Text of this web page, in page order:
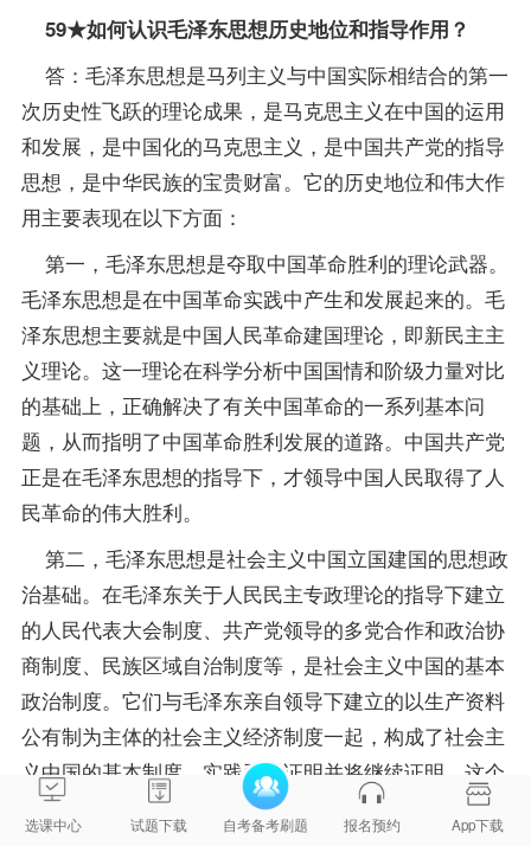
59★如何认识毛泽东思想历史地位和指导作用？
答：毛泽东思想是马列主义与中国实际相结合的第一
次历史性飞跃的理论成果，是马克思主义在中国的运用
和发展，是中国化的马克思主义，是中国共产党的指导
思想，是中华民族的宝贵财富。它的历史地位和伟大作
用主要表现在以下方面：
第一，毛泽东思想是夺取中国革命胜利的理论武器。
毛泽东思想是在中国革命实践中产生和发展起来的。毛
泽东思想主要就是中国人民革命建国理论，即新民主主
义理论。这一理论在科学分析中国国情和阶级力量对比
的基础上，正确解决了有关中国革命的一系列基本问
题，从而指明了中国革命胜利发展的道路。中国共产党
正是在毛泽东思想的指导下，才领导中国人民取得了人
民革命的伟大胜利。
第二，毛泽东思想是社会主义中国立国建国的思想政
治基础。在毛泽东关于人民民主专政理论的指导下建立
的人民代表大会制度、共产党领导的多党合作和政治协
商制度、民族区域自治制度等，是社会主义中国的基本
政治制度。它们与毛泽东亲自领导下建立的以生产资料
公有制为主体的社会主义经济制度一起，构成了社会主
义中国的基本制度。实践已经证明并将继续证明，这个
制度是个好制度，应当在实践中坚持并加以完善。
选课中心 试题下载 自考备考刷题 报名预约 App下载